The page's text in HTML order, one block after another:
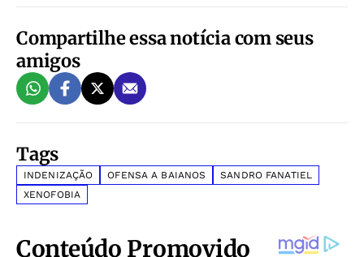
Compartilhe essa notícia com seus
amigos
Tags
INDENIZAÇÃO OFENSA A BAIANOS
SANDRO FANATIEL
XENOFOBIA